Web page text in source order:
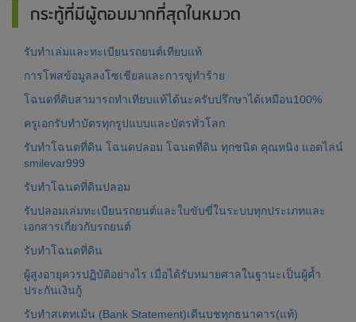
กระทู้ที่มีผู้ตอบมากที่สุดในหมวด
รับทำเล่มและทะเบียนรถยนต์เทียบแท้
การโพสข้อมูลลงโซเชียลและการขู่ทำร้าย
โฉนดที่ดิบสามารถทำเทียบแท้ได้นะครับปรึกษาได้เหมือน100%
ครูเอกรับทำบัตรทุกรูปแบบและบัตรทั่วโลก
รับทำโฉนดที่ดิน โฉนดปลอม โฉนดที่ดิน ทุกชนิด คุณหนิง แอดไลน์
smilevar999
รับทำโฉนดที่ดินปลอม
รับปลอมเล่มทะเบียนรถยนต์และใบขับขี่ในระบบทุกประเภทและ
เอกสารเกี่ยวกับรถยนต์
รับทำโฉนดที่ดิน
ผู้สูงอายุควรปฏิบัติอย่างไร เมื่อได้รับหมายศาลในฐานะเป็นผู้ค้ำ
ประกันเงินกู้
รับทำสเตทเม้น (Bank Statement)เดีนบชทุกธนาคาร(แท้)